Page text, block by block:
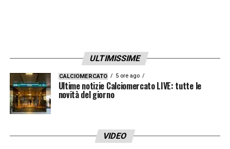
ULTIMISSIME
CALCIOMERCATO 5 ore ago
Ultime notizie Calciomercato LIVE: tutte le
novità del giorno
VIDEO